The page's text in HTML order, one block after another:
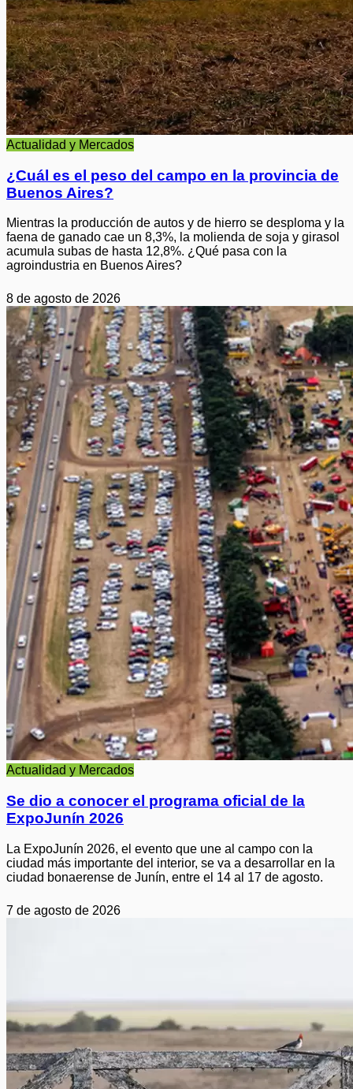
Actualidad y Mercados
¿Cuál es el peso del campo en la provincia de
Buenos Aires?
Mientras la producción de autos y de hierro se desploma y la
faena de ganado cae un 8,3%, la molienda de soja y girasol
acumula subas de hasta 12,8%. ¿Qué pasa con la
agroindustria en Buenos Aires?
8 de agosto de 2026
Actualidad y Mercados
Se dio a conocer el programa oficial de la
ExpoJunín 2026
La ExpoJunín 2026, el evento que une al campo con la
ciudad más importante del interior, se va a desarrollar en la
ciudad bonaerense de Junín, entre el 14 al 17 de agosto.
7 de agosto de 2026